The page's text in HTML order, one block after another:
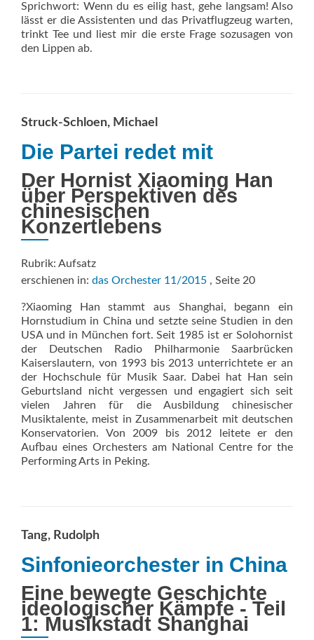
Sprichwort: Wenn du es eilig hast, gehe langsam! Also
lässt er die Assistenten und das Privatflugzeug warten,
trinkt Tee und liest mir die erste Frage sozusagen von
den Lippen ab.
Struck-Schloen, Michael
Die Partei redet mit
Der Hornist Xiaoming Han
über Perspektiven des
chinesischen
Konzertlebens
Rubrik: Aufsatz
erschienen in: das Orchester 11/2015 , Seite 20
?Xiaoming Han stammt aus Shanghai, begann ein
Hornstudium in China und setzte seine Studien in den
USA und in München fort. Seit 1985 ist er Solohornist
der Deutschen Radio Philharmonie Saarbrücken
Kaiserslautern, von 1993 bis 2013 unterrichtete er an
der Hochschule für Musik Saar. Dabei hat Han sein
Geburtsland nicht vergessen und engagiert sich seit
vielen Jahren für die Ausbildung chinesischer
Musiktalente, meist in Zusammenarbeit mit deutschen
Konservatorien. Von 2009 bis 2012 leitete er den
Aufbau eines Orchesters am National Centre for the
Performing Arts in Peking.
Tang, Rudolph
Sinfonieorchester in China
Eine bewegte Geschichte
ideologischer Kämpfe - Teil
1: Musikstadt Shanghai